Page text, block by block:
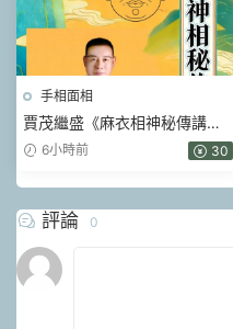
手相面相
賈茂繼‬盛《麻衣相神‬秘傳講筆
義‬記+麻衣神相藝四‬通玄高面階‬
6小時前 30
評論 0